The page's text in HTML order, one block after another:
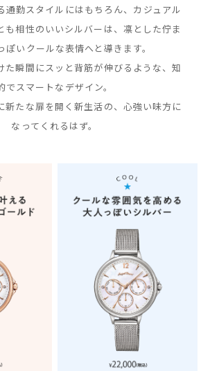
通勤スタイルにはもちろん、カジュアル
も相性のいいシルバーは、凛とした佇ま
ぽいクールな表情へと導きます。
た瞬間にスッと背筋が伸びるような、知
でスマートなデザイン。
新たな扉を開く新生活の、心強い味方に
なってくれるはず。